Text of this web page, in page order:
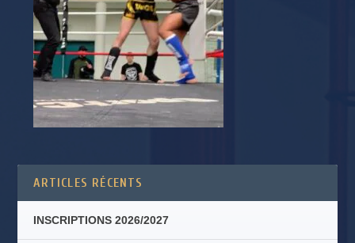
ARTICLES RÉCENTS
INSCRIPTIONS 2026/2027